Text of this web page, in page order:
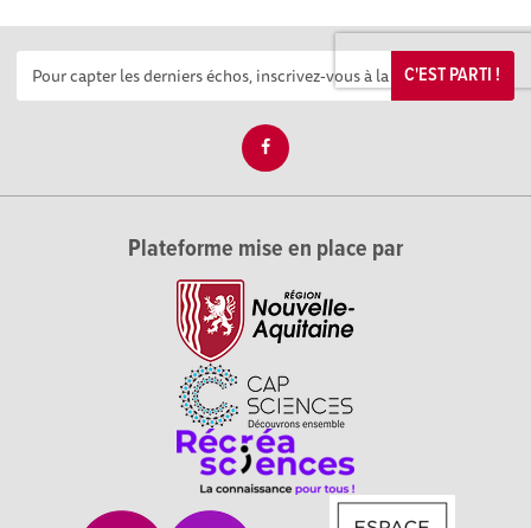
C'EST PARTI !
Plateforme mise en place par